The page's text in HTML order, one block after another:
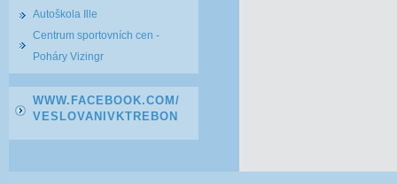
Autoškola Ille
Centrum sportovních cen -
Poháry Vizingr
WWW.FACEBOOK.COM/
VESLOVANIVKTREBON